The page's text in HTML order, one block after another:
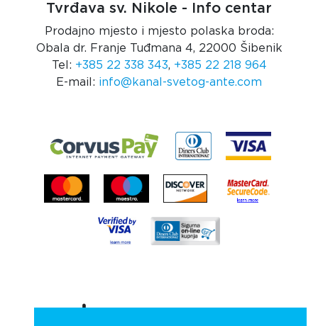
Tvrđava sv. Nikole - Info centar
Prodajno mjesto i mjesto polaska broda:
Obala dr. Franje Tuđmana 4, 22000 Šibenik
Tel: +385 22 338 343, +385 22 218 964
E-mail: info@kanal-svetog-ante.com